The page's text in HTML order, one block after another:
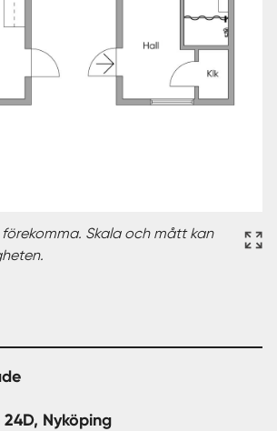
förekomma. Skala och mått kan
Nyköping